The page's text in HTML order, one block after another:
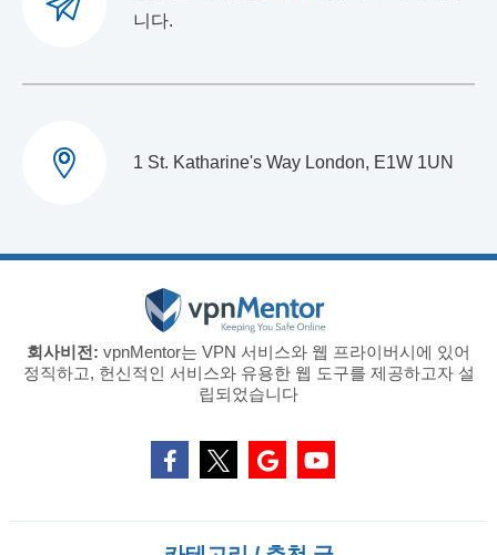
니다.
1 St. Katharine's Way London, E1W 1UN
회사비전: vpnMentor는 VPN 서비스와 웹 프라이버시에 있어
정직하고, 헌신적인 서비스와 유용한 웹 도구를 제공하고자 설
립되었습니다